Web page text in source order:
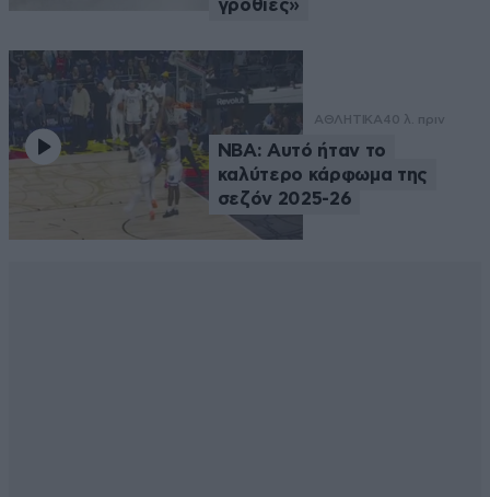
γροθιές»
ΑΘΛΗΤΙΚΑ40 λ. πριν
NBA: Αυτό ήταν το
καλύτερο κάρφωμα της
σεζόν 2025-26